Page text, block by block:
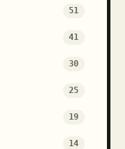
51
41
30
25
19
14